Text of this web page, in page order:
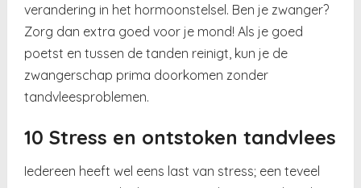
verandering in het hormoonstelsel. Ben je zwanger?
Zorg dan extra goed voor je mond! Als je goed
poetst en tussen de tanden reinigt, kun je de
zwangerschap prima doorkomen zonder
tandvleesproblemen.
10 Stress en ontstoken tandvlees
Iedereen heeft wel eens last van stress; een teveel